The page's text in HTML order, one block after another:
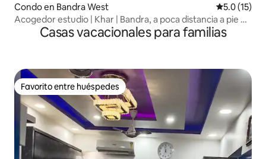
Condo en Bandra West Calificación
5.0 (15)
Acogedor estudio | Khar | Bandra, a poca distancia a pie de
cafeterías | Compras |
Casas vacacionales para familias
Favorito entre huéspedes
Favorito entre huéspedes